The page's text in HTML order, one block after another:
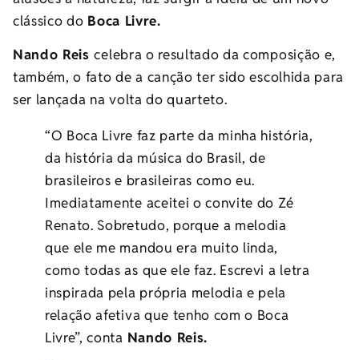
clássico do Boca Livre.
Nando Reiscelebra o resultado da composição e,
também, o fato de a canção ter sido escolhida para
ser lançada na volta do quarteto.
“O Boca Livre faz parte da minha história,
da história da música do Brasil, de
brasileiros e brasileiras como eu.
Imediatamente aceitei o convite do Zé
Renato. Sobretudo, porque a melodia
que ele me mandou era muito linda,
como todas as que ele faz. Escrevi a letra
inspirada pela própria melodia e pela
relação afetiva que tenho com o Boca
Livre”, conta Nando Reis.